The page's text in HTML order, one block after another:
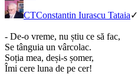
CTConstantin Iurascu Tataia✓
- De-o vreme, nu știu ce să fac,
Se tânguia un vârcolac.
Soția mea, deși-s șomer,
Îmi cere luna de pe cer!